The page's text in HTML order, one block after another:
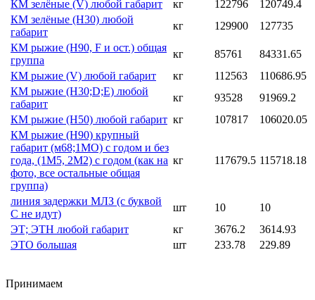
КМ зелёные (V) любой габарит
кг 122796
120749.4
КМ зелёные (Н30) любой
габарит
кг 129900
127735
КМ рыжие (H90, F и ост.) общая
группа
кг 85761
84331.65
КМ рыжие (V) любой габарит
кг 112563
110686.95
КМ рыжие (Н30;D;E) любой
габарит
кг 93528
91969.2
КМ рыжие (Н50) любой габарит кг 107817
106020.05
КМ рыжие (Н90) крупный
габарит (м68;1МО) с годом и без
года, (1М5, 2М2) с годом (как на
фото, все остальные общая
группа)
кг 117679.5 115718.18
линия задержки МЛЗ (с буквой
С не идут)
шт 10
10
ЭТ; ЭТН любой габарит
кг 3676.2
3614.93
ЭТО большая
шт 233.78 229.89
Принимаем